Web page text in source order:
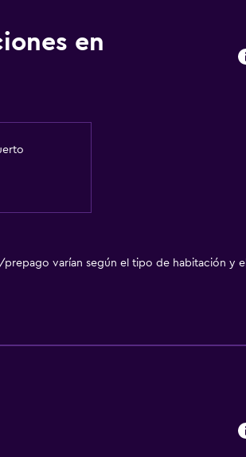
en
varían según el tipo de habitación y el